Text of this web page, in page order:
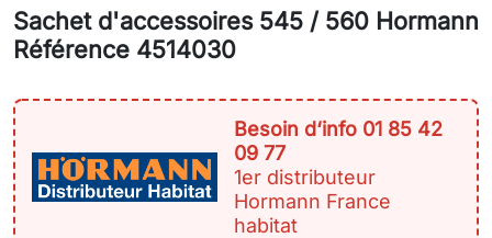
Sachet d'accessoires 545 / 560 Hormann
Référence 4514030
Besoin d‘info 01 85 42
09 77
1er distributeur
Hormann France
habitat